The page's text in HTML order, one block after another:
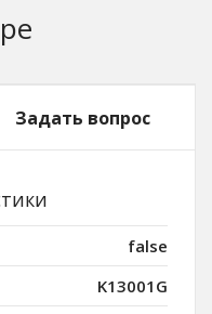
Задать вопрос
false
K13001G